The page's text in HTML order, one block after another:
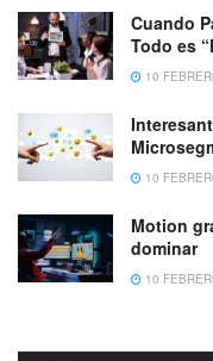
Cuando
Todo es
10
10
Motion
dominar
10